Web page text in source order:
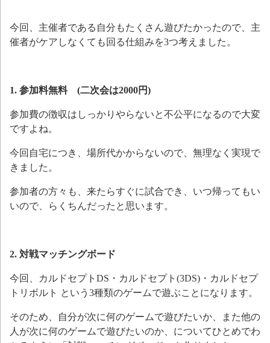
今回、主催者である自分もたくさん遊びたかったので、主
催者がケアしなくても回る仕組みを3つ考えました。
1. 参加料無料 (二次会は2000円)
参加費の徴収はしっかりやらないと不公平になるので大変
ですよね。
今回自宅につき、場所代かからないので、無理なく実現で
きました。
参加者の方々も、来たらすぐに試合でき、いつ帰ってもい
いので、らくちんだったと思います。
2. 対戦マッチングボード
今回、カルドセプトDS・カルドセプト(3DS)・カルドセプ
トリボルト という3種類のゲームで遊ぶことになります。
そのため、自分が次に何のゲームで遊びたいか、また他の
人が次に何のゲームで遊びたいのか、についてひとめでわ